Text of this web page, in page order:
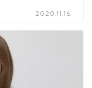
2020.11.16